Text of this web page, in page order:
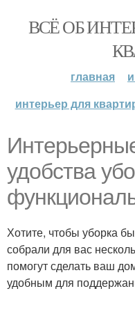
ВСЁ ОБ
главная
интерьер для
удобства
Хотите, чтобы уборка
собрали для вас
помогут сделать ваш
удобным для